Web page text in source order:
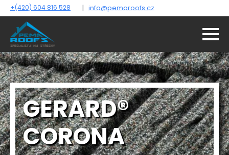
+(420) 604 816 528 | info@pemaroofs.cz
GERARD®
CORONA